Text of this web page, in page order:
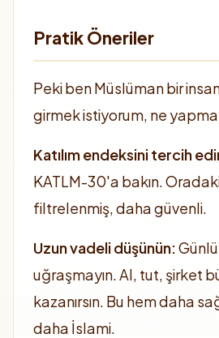
Pratik Öneriler
Peki ben Müslüman bir
girmek istiyorum, ne
Katılım endeksini tercih
KATLM-30'a bakın.
filtrelenmiş, daha güvenli.
Uzun vadeli düşünün:
uğraşmayın. Al, tut, şirket
kazanırsın. Bu hem daha
daha İslami.